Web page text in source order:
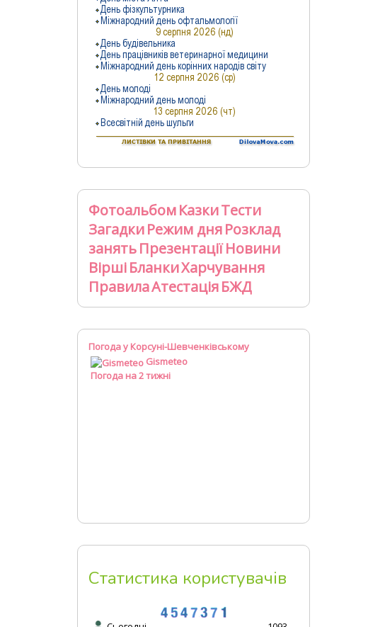
ФотоальбомКазкиТести
ЗагадкиРежим дняРозклад
занятьПрезентаціїНовини
ВіршіБланкиХарчування
ПравилаАтестаціяБЖД
Погода у Корсуні-Шевченківському
Gismeteo
Погода на 2 тижні
Статистика користувачів